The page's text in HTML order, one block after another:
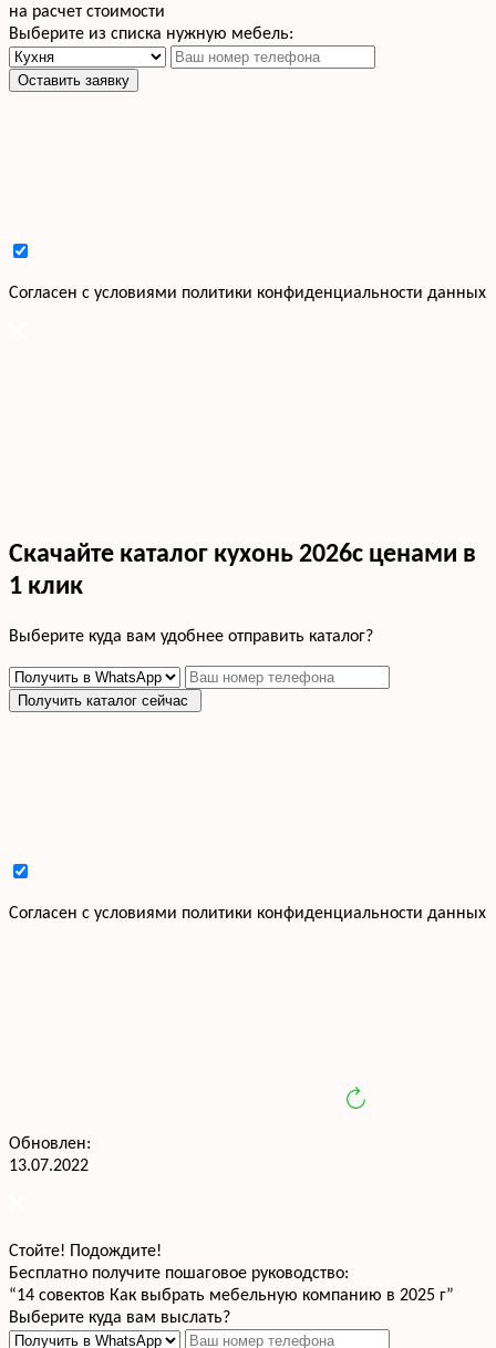
на расчет стоимости
Выберите из списка нужную мебель:
Оставить заявку
Cогласен с условиями политики конфиденциальности данных
Скачайте каталог кухонь 2026с ценами в
1 клик
Выберите куда вам удобнее отправить каталог?
Получить каталог сейчас
Cогласен с условиями политики конфиденциальности данных
Обновлен:
13.07.2022
Стойте! Подождите!
Бесплатно получите пошаговое руководство:
“14 совектов Как выбрать мебельную компанию в 2025 г”
Выберите куда вам выслать?